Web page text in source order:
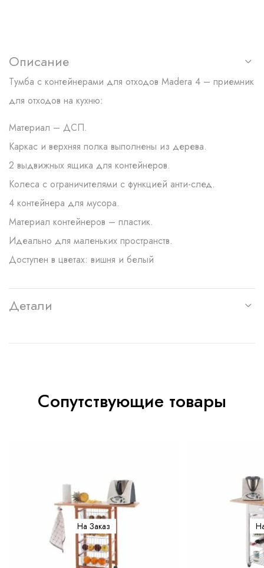
Описание
Тумба с контейнерами для отходов Madera 4 – приемник
для отходов на кухню:
Материал – ДСП.
Каркас и верхняя полка выполнены из дерева.
2 выдвижных ящика для контейнеров.
Колеса с ограничителями с функцией анти-след.
4 контейнера для мусора.
Материал контейнеров – пластик.
Идеально для маленьких пространств.
Доступен в цветах: вишня и белый
Детали
Сопутствующие товары
На Заказ